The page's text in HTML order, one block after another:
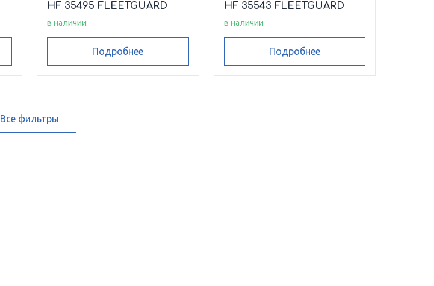
HF 35495 FLEETGUARD
в наличии
Подробнее
HF 35543 FLEETGUARD
в наличии
Подробнее
Все фильтры